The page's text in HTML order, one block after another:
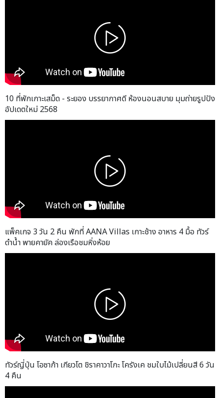
10 ที่พักเกาะเสม็ด - ระยอง บรรยากาศดี ห้องนอนสบาย มุมถ่ายรูปปัง
อัปเดตใหม่ 2568
แพ็คเกจ 3 วัน 2 คืน พักที่ AANA Villas เกาะช้าง อาหาร 4 มื้อ ทัวร์
ดำน้ำ พายคายัค ล่องเรือชมหิ่งห้อย
ทัวร์ญี่ปุ่น โอซาก้า เกียวโต ชิราคาวาโกะ โครังเค ชมใบไม้เปลี่ยนสี 6 วัน
4 คืน